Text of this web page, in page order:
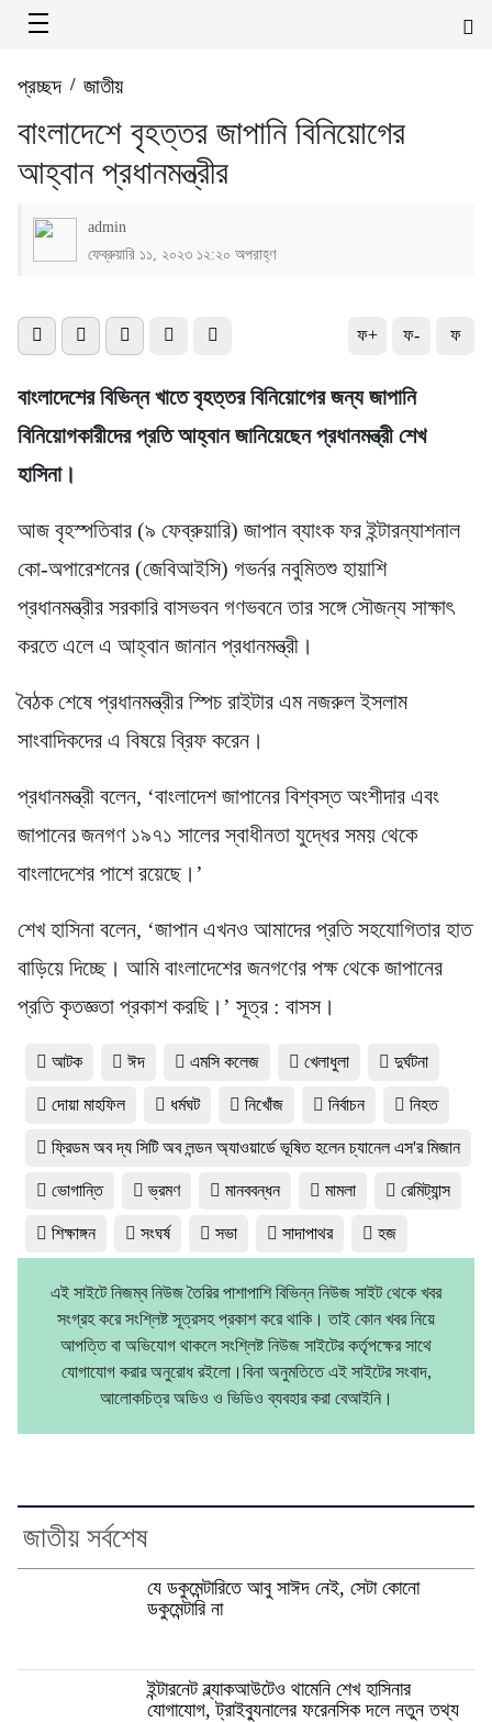
প্রচ্ছদ/ জাতীয়
বাংলাদেশে বৃহত্তর জাপানি বিনিয়োগের
আহ্বান প্রধানমন্ত্রীর
admin
ফেব্রুয়ারি ১১, ২০২৩ ১২:২০ অপরাহ্ণ
ফ+ ফ- ফ
বাংলাদেশের বিভিন্ন খাতে বৃহত্তর বিনিয়োগের জন্য জাপানি
বিনিয়োগকারীদের প্রতি আহ্বান জানিয়েছেন প্রধানমন্ত্রী শেখ
হাসিনা।
আজ বৃহস্পতিবার (৯ ফেব্রুয়ারি) জাপান ব্যাংক ফর ইন্টারন্যাশনাল
কো-অপারেশনের (জেবিআইসি) গভর্নর নবুমিতশু হায়াশি
প্রধানমন্ত্রীর সরকারি বাসভবন গণভবনে তার সঙ্গে সৌজন্য সাক্ষাৎ
করতে এলে এ আহ্বান জানান প্রধানমন্ত্রী।
বৈঠক শেষে প্রধানমন্ত্রীর স্পিচ রাইটার এম নজরুল ইসলাম
সাংবাদিকদের এ বিষয়ে ব্রিফ করেন।
প্রধানমন্ত্রী বলেন, ‘বাংলাদেশ জাপানের বিশ্বস্ত অংশীদার এবং
জাপানের জনগণ ১৯৭১ সালের স্বাধীনতা যুদ্ধের সময় থেকে
বাংলাদেশের পাশে রয়েছে।’
শেখ হাসিনা বলেন, ‘জাপান এখনও আমাদের প্রতি সহযোগিতার হাত
বাড়িয়ে দিচ্ছে। আমি বাংলাদেশের জনগণের পক্ষ থেকে জাপানের
প্রতি কৃতজ্ঞতা প্রকাশ করছি।’ সূত্র : বাসস।
আটক ঈদ এমসি কলেজ খেলাধুলা দুর্ঘটনা
দোয়া মাহফিল ধর্মঘট নিখোঁজ নির্বাচন নিহত
ফ্রিডম অব দ্য সিটি অব লন্ডন অ্যাওয়ার্ডে ভূষিত হলেন চ্যানেল এস'র মিজান
ভোগান্তি ভ্রমণ মানববন্ধন মামলা রেমিট্যান্স
শিক্ষাঙ্গন সংঘর্ষ সভা সাদাপাথর হজ
এই সাইটে নিজম্ব নিউজ তৈরির পাশাপাশি বিভিন্ন নিউজ সাইট থেকে খবর
সংগ্রহ করে সংশ্লিষ্ট সূত্রসহ প্রকাশ করে থাকি। তাই কোন খবর নিয়ে
আপত্তি বা অভিযোগ থাকলে সংশ্লিষ্ট নিউজ সাইটের কর্তৃপক্ষের সাথে
যোগাযোগ করার অনুরোধ রইলো।বিনা অনুমতিতে এই সাইটের সংবাদ,
আলোকচিত্র অডিও ও ভিডিও ব্যবহার করা বেআইনি।
জাতীয় সর্বশেষ
যে ডকুমেন্টারিতে আবু সাঈদ নেই, সেটা কোনো
ডকুমেন্টারি না
ইন্টারনেট ব্ল্যাকআউটেও থামেনি শেখ হাসিনার
যোগাযোগ, ট্রাইব্যুনালের ফরেনসিক দলে নতুন তথ্য